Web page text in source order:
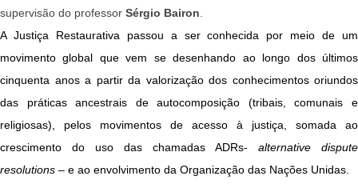
supervisão do professor Sérgio Bairon
A Justiça Restaurativa passou a ser conhecida por meio de um
movimento global que vem se desenhando ao longo dos últimos
cinquenta anos a partir da valorização dos conhecimentos oriundos
das práticas ancestrais de autocomposição (tribais, comunais e
religiosas), pelos movimentos de acesso à justiça, somada ao
crescimento do uso das chamadas ADRs- alternative dispute
resolutions – e ao envolvimento da Organização das Nações Unidas.